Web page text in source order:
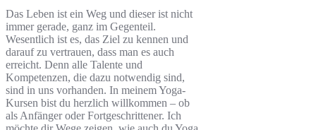
Das Leben ist ein Weg und dieser ist nicht
immer gerade, ganz im Gegenteil.
Wesentlich ist es, das Ziel zu kennen und
darauf zu vertrauen, dass man es auch
erreicht. Denn alle Talente und
Kompetenzen, die dazu notwendig sind,
sind in uns vorhanden. In meinem Yoga-
Kursen bist du herzlich willkommen – ob
als Anfänger oder Fortgeschrittener. Ich